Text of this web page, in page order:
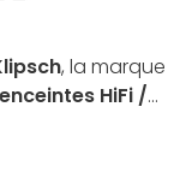
, la marque
enceintes HiFi /
des